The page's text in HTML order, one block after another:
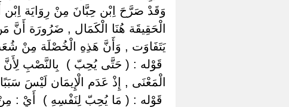
وَقَدْ صَرَّحَ اِبْن حِبَّانَ مِنْ رِوَايَة اِبْن
الْحَقِيقَة هُنَا الْكَمَال , ضَرُورَة أَنَّ
يَتَفَاوَت , وَأَنَّ هَذِهِ الْخُصْلَة مِنْ
‏قَوْله : ( حَتَّى يُحِبّ ) ‏ ‏بِالنَّصْبِ
الْمَعْنَى , إِذْ عَدَم الْإِيمَان لَيْسَ
‏قَوْله : ( مَا يُحِبّ لِنَفْسِهِ ) ‏ ‏أَيْ :